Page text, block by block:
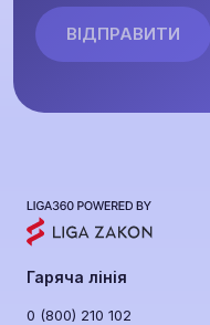
Гаряча лінія
0 (800) 210 102